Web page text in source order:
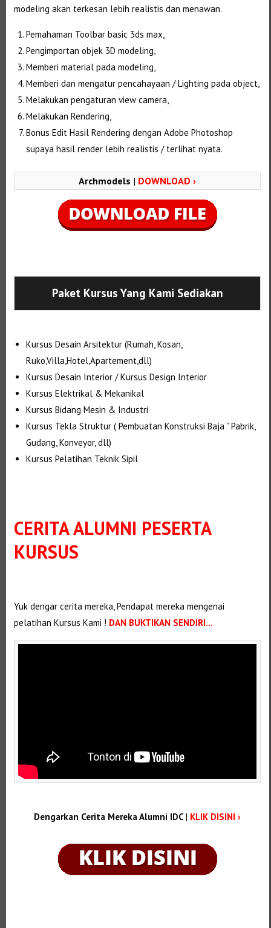
modeling akan terkesan lebih realistis dan menawan.
Pemahaman Toolbar basic 3ds max,
Pengimportan objek 3D modeling,
Memberi material pada modeling,
Memberi dan mengatur pencahayaan / Lighting pada object,
Melakukan pengaturan view camera,
Melakukan Rendering,
Bonus Edit Hasil Rendering dengan Adobe Photoshop
supaya hasil render lebih realistis / terlihat nyata.
Archmodels | DOWNLOAD ›
Paket Kursus Yang Kami Sediakan
Kursus Desain Arsitektur (Rumah, Kosan,
Ruko,Villa,Hotel,Apartement,dll)
Kursus Desain Interior / Kursus Design Interior
Kursus Elektrikal & Mekanikal
Kursus Bidang Mesin & Industri
Kursus Tekla Struktur ( Pembuatan Konstruksi Baja ” Pabrik,
Gudang, Konveyor, dll)
Kursus Pelatihan Teknik Sipil
CERITA ALUMNI PESERTA
KURSUS
Yuk dengar cerita mereka, Pendapat mereka mengenai
pelatihan Kursus Kami ! DAN BUKTIKAN SENDIRI…
Dengarkan Cerita Mereka Alumni IDC| KLIK DISINI ›